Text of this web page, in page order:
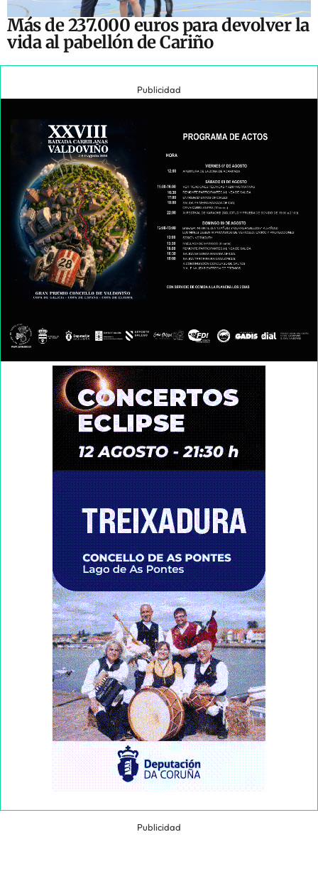
Más de 237.000 euros para devolver la
vida al pabellón de Cariño
Publicidad
Publicidad